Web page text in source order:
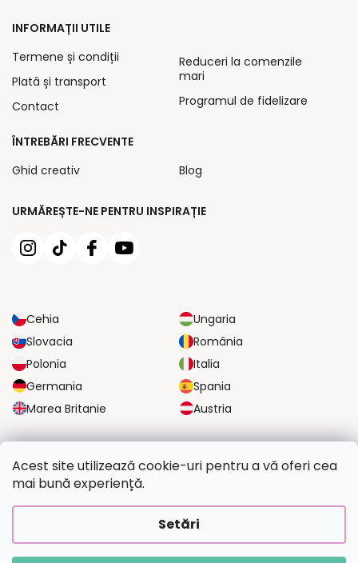
Acest site utilizează cookie-uri pentru a vă oferi cea
mai bună experiență.
Setări
URMĂREȘTE-NE PENTRU INSPIRAȚIE
Cehia
Ungaria
Slovacia
România
Polonia
Italia
Germania
Spania
Marea Britanie
Austria
INFORMAȚII UTILE
Termene și condiții
Plată și transport
Contact
Reduceri la comenzile
mari
Programul de fidelizare
ÎNTREBĂRI FRECVENTE
Ghid creativ
Blog
OPȚIUNI DE PLATĂ SIGURE